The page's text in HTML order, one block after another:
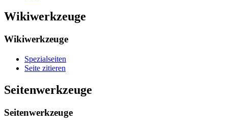
Wikiwerkzeuge
Wikiwerkzeuge
Spezialseiten
Seite zitieren
Seitenwerkzeuge
Seitenwerkzeuge